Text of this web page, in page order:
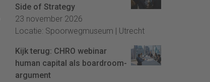
Side of Strategy
23 november 2026
Locatie: Spoorwegmuseum | Utrecht
Kijk terug: CHRO webinar
human capital als boardroom-
argument